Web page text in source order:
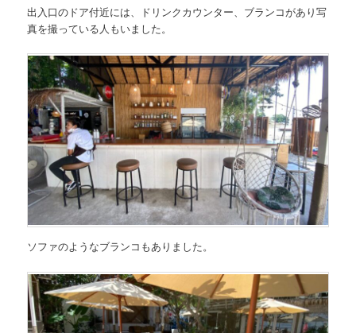
出入口のドア付近には、ドリンクカウンター、ブランコがあり写
真を撮っている人もいました。
ソファのようなブランコもありました。